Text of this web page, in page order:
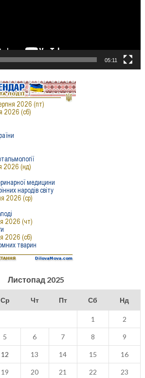
05:11
Листопад 2025
Ср Чт Пт Сб Нд
1 2
5 6 7 8 9
12 13 14 15 16
19 20 21 22 23